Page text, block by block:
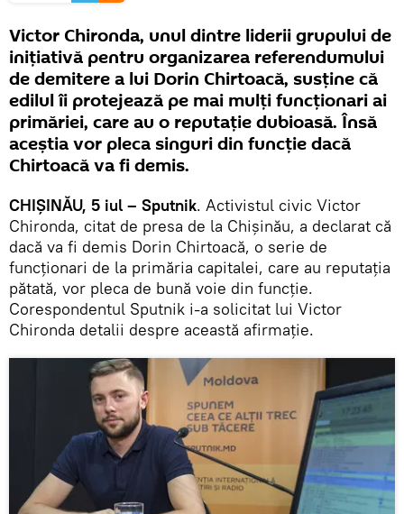
Victor Chironda, unul dintre liderii grupului de
inițiativă pentru organizarea referendumului
de demitere a lui Dorin Chirtoacă, susține că
edilul îi protejează pe mai mulți funcționari ai
primăriei, care au o reputație dubioasă. Însă
aceștia vor pleca singuri din funcție dacă
Chirtoacă va fi demis.
CHIȘINĂU, 5 iul – Sputnik. Activistul civic Victor
Chironda, citat de presa de la Chișinău, a declarat că
dacă va fi demis Dorin Chirtoacă, o serie de
funcționari de la primăria capitalei, care au reputația
pătată, vor pleca de bună voie din funcție.
Corespondentul Sputnik i-a solicitat lui Victor
Chironda detalii despre această afirmație.